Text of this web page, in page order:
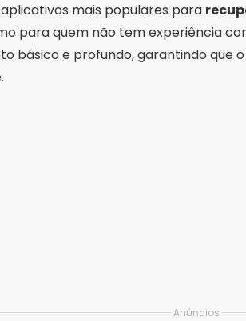
mais populares para
para quem não tem experiência
básico e profundo, garantindo que
Anúncios